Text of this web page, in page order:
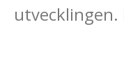
utvecklingen.